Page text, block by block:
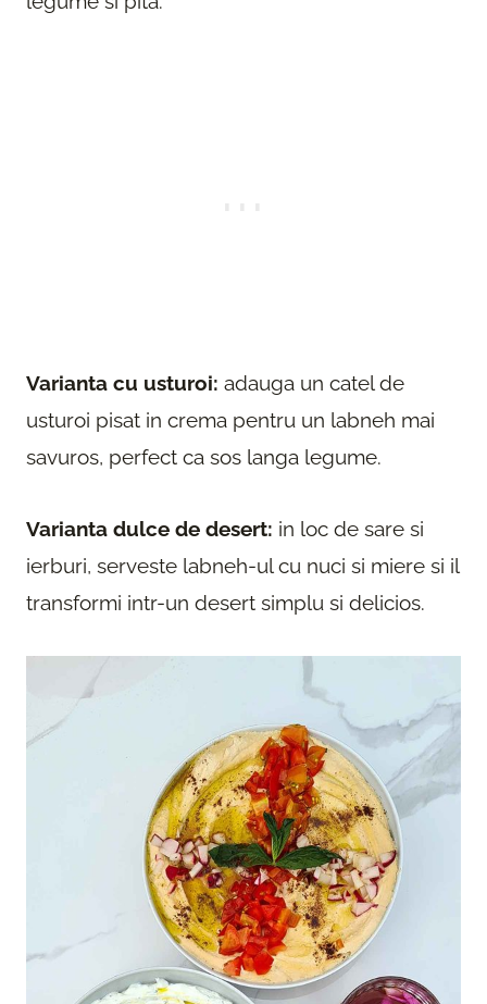
Varianta cu usturoi: adauga un catel de
usturoi pisat in crema pentru un labneh mai
savuros, perfect ca sos langa legume.
Varianta dulce de desert: in loc de sare si
ierburi, serveste labneh-ul cu nuci si miere si il
transformi intr-un desert simplu si delicios.